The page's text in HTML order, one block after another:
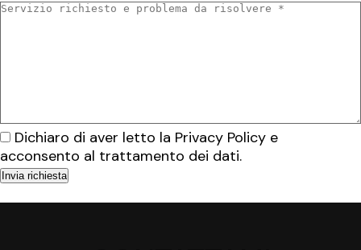
Dichiaro di aver letto la Privacy Policy e
acconsento al trattamento dei dati.